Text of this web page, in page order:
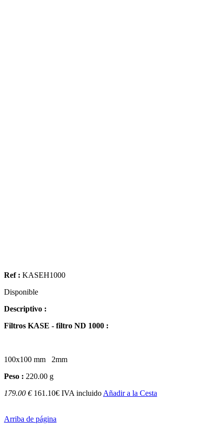
Ref : KASEH1000
Disponible
Descriptivo :
Filtros KASE - filtro ND 1000 :
100x100 mm 2mm
Peso : 220.00 g
179.00 € 161.10€ IVA incluido Añadir a la Cesta
Arriba de página